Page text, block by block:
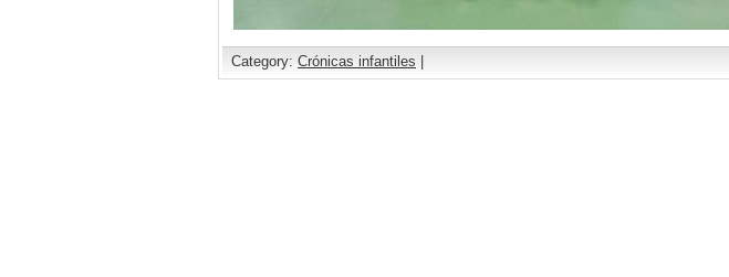
Category: Crónicas infantiles |